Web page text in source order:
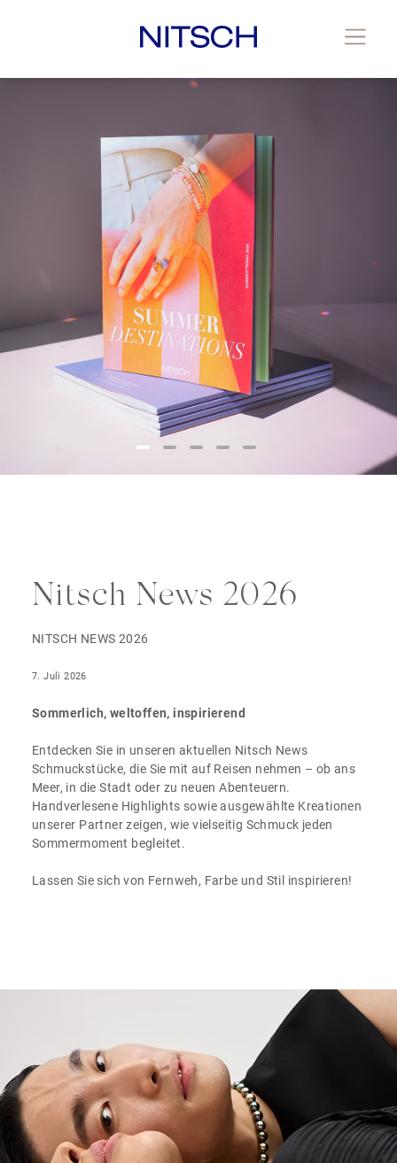
Nitsch News 2026
NITSCH NEWS 2026
7. Juli 2026
Sommerlich, weltoffen, inspirierend
Entdecken Sie in unseren aktuellen Nitsch News
Schmuckstücke, die Sie mit auf Reisen nehmen – ob ans
Meer, in die Stadt oder zu neuen Abenteuern.
Handverlesene Highlights sowie ausgewählte Kreationen
unserer Partner zeigen, wie vielseitig Schmuck jeden
Sommermoment begleitet.
Lassen Sie sich von Fernweh, Farbe und Stil inspirieren!